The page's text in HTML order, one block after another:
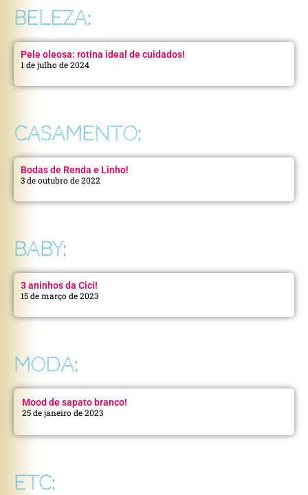
BELEZA:
Pele oleosa: rotina ideal de cuidados!
1 de julho de 2024
CASAMENTO:
Bodas de Renda e Linho!
3 de outubro de 2022
BABY:
3 aninhos da Cici!
15 de março de 2023
MODA:
Mood de sapato branco!
25 de janeiro de 2023
ETC: